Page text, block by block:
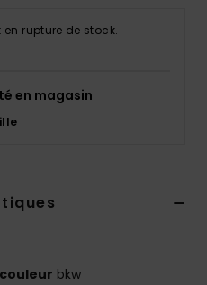
rupture de stock.
en magasin
bkw